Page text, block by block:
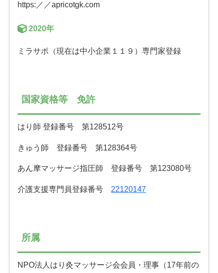
https:／／apricotgk.com
2020年
ミラサポ（現在は中小企業１１９）専門家登録
国家資格等 免許
はり師 登録番号 第128512号
きゅう師 登録番号 第128364号
あん摩マッサージ指圧師 登録番号 第123080号
介護支援専門員登録番号 22120147
所属
NPO法人はり灸マッサージ会会員・理事（17年前の